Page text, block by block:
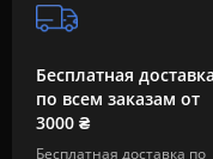
Бесплатная доставка
по всем заказам от
3000 ₴
Бесплатная доставка по